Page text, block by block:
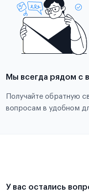
Мы всегда рядом с
Получайте обратную
вопросам в удобном
У вас остались